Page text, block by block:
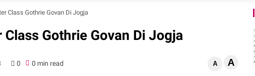
Class Gothrie Govan Di Jogja
Gothrie Govan Di Jogja
0 0 min read A A